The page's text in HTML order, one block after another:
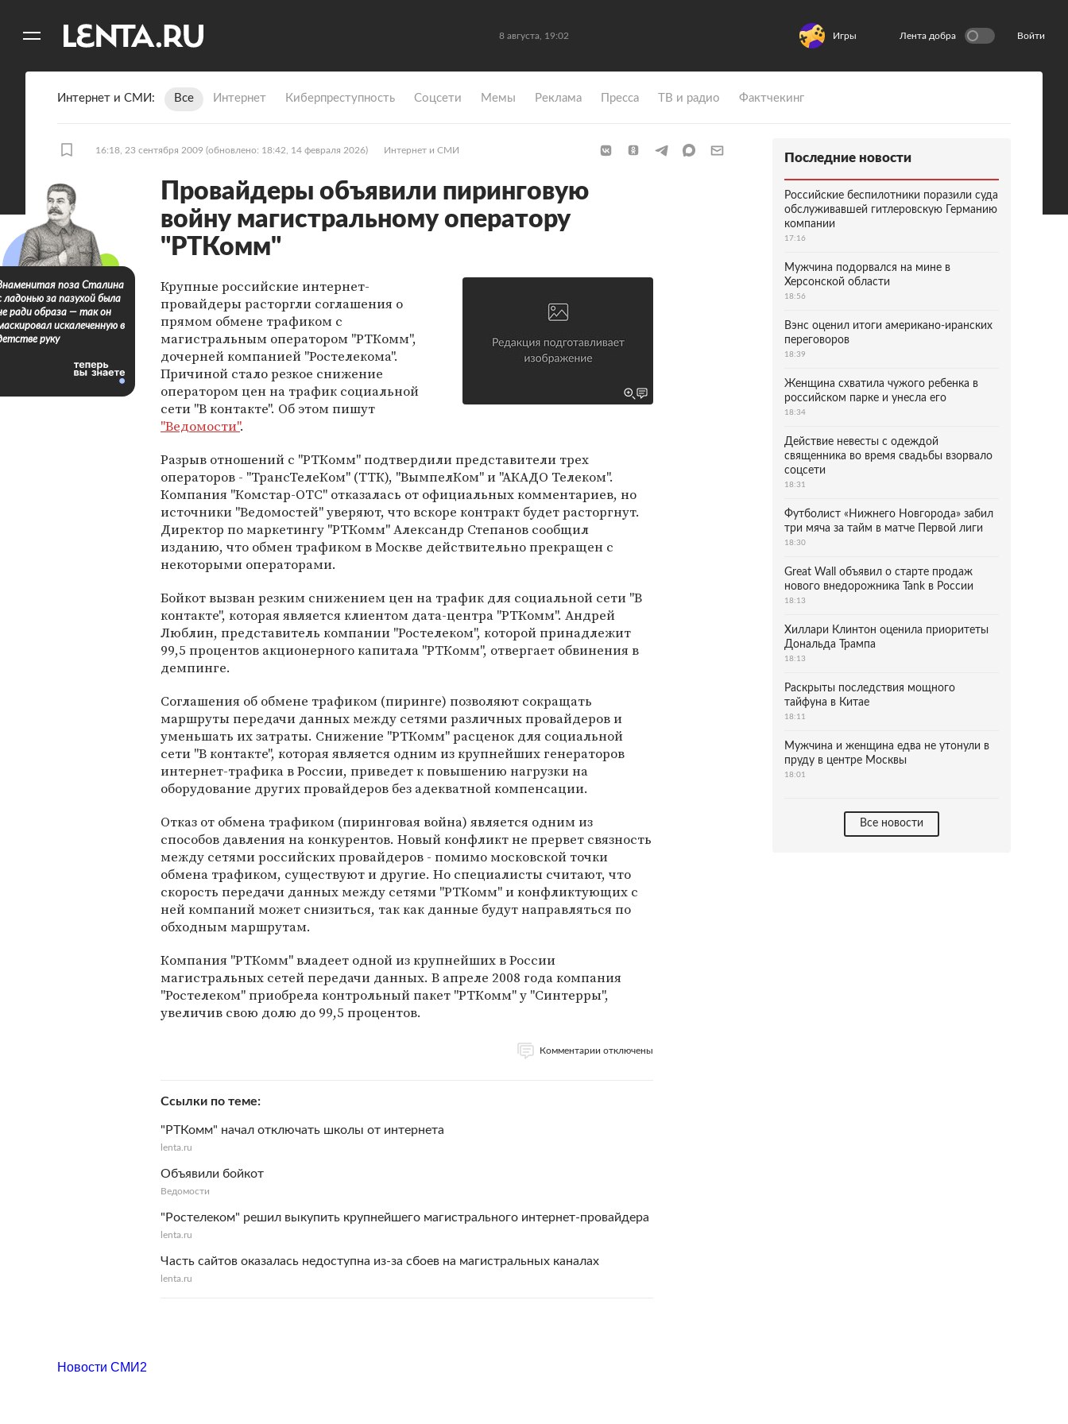
8 августа, 19:02 Игры Лента добра Войти
Интернет и СМИ Все Интернет Киберпреступность Coцсети Мемы Реклама Пресса ТВ и радио Фактчекинг
16:18, 23 сентября 2009 (обновлено: 18:42, 14 февраля 2026) Интернет и СМИ
Провайдеры объявили пиринговую
войну магистральному оператору
"РТКомм"
Крупные российские интернет-
провайдеры расторгли соглашения о
прямом обмене трафиком с
магистральным оператором "РТКомм",
дочерней компанией "Ростелекома".
Причиной стало резкое снижение
оператором цен на трафик социальной
сети "В контакте". Об этом пишут
"Ведомости".
Разрыв отношений с "РТКомм" подтвердили представители трех
операторов - "ТрансТелеКом" (ТТК), "ВымпелКом" и "АКАДО Телеком".
Компания "Комстар-ОТС" отказалась от официальных комментариев, но
источники "Ведомостей" уверяют, что вскоре контракт будет расторгнут.
Директор по маркетингу "РТКомм" Александр Степанов сообщил
изданию, что обмен трафиком в Москве действительно прекращен с
некоторыми операторами.
Бойкот вызван резким снижением цен на трафик для социальной сети "В
контакте", которая является клиентом дата-центра "РТКомм". Андрей
Люблин, представитель компании "Ростелеком", которой принадлежит
99,5 процентов акционерного капитала "РТКомм", отвергает обвинения в
демпинге.
Соглашения об обмене трафиком (пиринге) позволяют сокращать
маршруты передачи данных между сетями различных провайдеров и
уменьшать их затраты. Снижение "РТКомм" расценок для социальной
сети "В контакте", которая является одним из крупнейших генераторов
интернет-трафика в России, приведет к повышению нагрузки на
оборудование других провайдеров без адекватной компенсации.
Отказ от обмена трафиком (пиринговая война) является одним из
способов давления на конкурентов. Новый конфликт не прервет связность
между сетями российских провайдеров - помимо московской точки
обмена трафиком, существуют и другие. Но специалисты считают, что
скорость передачи данных между сетями "РТКомм" и конфликтующих с
ней компаний может снизиться, так как данные будут направляться по
обходным маршрутам.
Компания "РТКомм" владеет одной из крупнейших в России
магистральных сетей передачи данных. В апреле 2008 года компания
"Ростелеком" приобрела контрольный пакет "РТКомм" у "Синтерры",
увеличив свою долю до 99,5 процентов.
Комментарии отключены
Ссылки по теме
"РТКомм" начал отключать школы от интернета
lenta.ru
Объявили бойкот
Ведомости
"Ростелеком" решил выкупить крупнейшего магистрального интернет-провайдера
lenta.ru
Часть сайтов оказалась недоступна из-за сбоев на магистральных каналах
lenta.ru
поза Сталина
ладонью за пазухой была
ради образа — так он
искалеченную в
руку
Последние новости
Российские беспилотники поразили суда
обслуживавшей гитлеровскую Германию
компании
17:16
Мужчина подорвался на мине в
Херсонской области
18:56
Вэнс оценил итоги американо-иранских
переговоров
18:39
Женщина схватила чужого ребенка в
российском парке и унесла его
18:34
Действие невесты с одеждой
священника во время свадьбы взорвало
соцсети
18:31
Футболист «Нижнего Новгорода» забил
три мяча за тайм в матче Первой лиги
18:30
Great Wall объявил о старте продаж
нового внедорожника Tank в России
18:13
Хиллари Клинтон оценила приоритеты
Дональда Трампа
18:13
Раскрыты последствия мощного
тайфуна в Китае
18:11
Мужчина и женщина едва не утонули в
пруду в центре Москвы
18:01
Все новости
Новости СМИ2